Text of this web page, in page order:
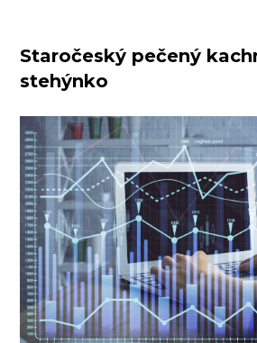
Staročeský pečený
stehýnko